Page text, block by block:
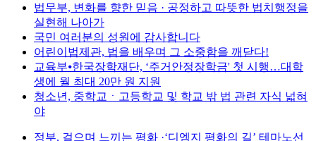
법무부, 변화를 향한 믿음 · 공정하고 따뜻한 법치행정을
실현해 나아가
국민 여러분의 성원에 감사합니다
어린이법제관, 법을 배우며 그 소중함을 깨닫다!
교육부⦁한국장학재단, ‘주거안정장학금' 첫 시행…대학
생에 월 최대 20만 원 지원
청소년, 중학교ㆍ고등학교 및 학교 밖 법 관련 자식 넓혀
야
정부, 걸으며 느끼는 평화 ·‘디엠지 평화의 길’ 테마노선